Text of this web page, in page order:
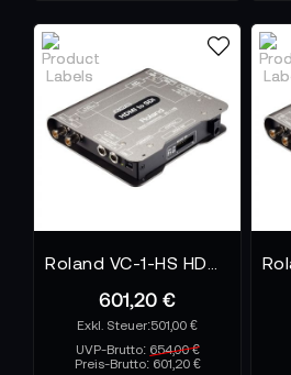
601,20 €
501,00 €
UVP-Brutto: 654,00 €
Preis-Brutto: 601,20 €